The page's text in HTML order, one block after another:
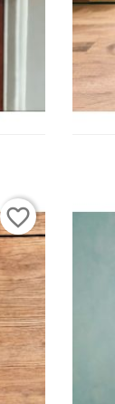
favorite_border